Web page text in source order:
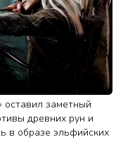
оставил заметный
древних рун и
в образе эльфийских